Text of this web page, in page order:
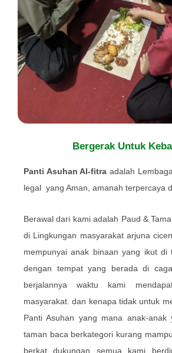
Bergerak Untuk
Panti Asuhan Al-fitraadalah
legal yang Aman, amanah terpercaya
Berawal dari kami adalah Paud &
di Lingkungan masyarakat arjuna
mempunyai anak binaan yang ikut di
dengan tempat yang berada di
berjalannya waktu kami
masyarakat. dan kenapa tidak untuk
Panti Asuhan yang mana anak-
taman baca berkategori kurang
berkat dukungan semua kami